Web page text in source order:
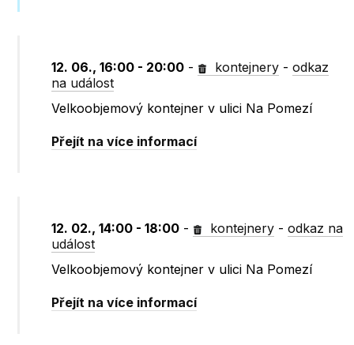
12. 06., 16:00 - 20:00 - kontejnery -odkaz
na událost
Velkoobjemový kontejner v ulici Na Pomezí
Přejít na více informací
12. 02., 14:00 - 18:00 - kontejnery -odkaz na
událost
Velkoobjemový kontejner v ulici Na Pomezí
Přejít na více informací